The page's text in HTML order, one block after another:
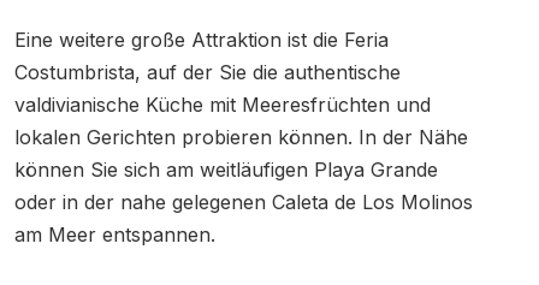
Eine weitere große Attraktion ist die Feria
Costumbrista, auf der Sie die authentische
valdivianische Küche mit Meeresfrüchten und
lokalen Gerichten probieren können. In der Nähe
können Sie sich am weitläufigen Playa Grande
oder in der nahe gelegenen Caleta de Los Molinos
am Meer entspannen.